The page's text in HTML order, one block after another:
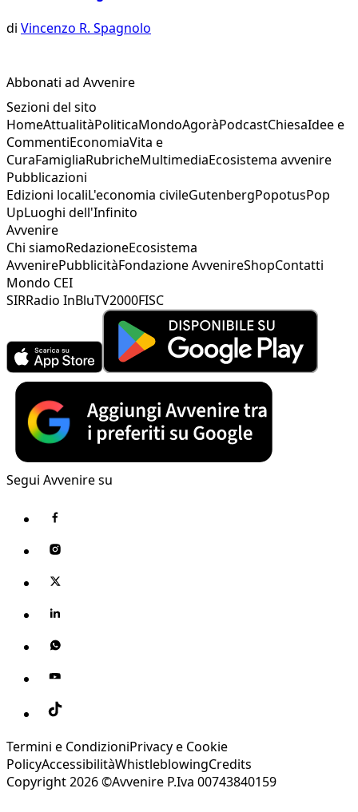
di Vincenzo R. Spagnolo
Abbonati ad Avvenire
Sezioni del sito
HomeAttualitàPoliticaMondoAgoràPodcastChiesaIdee e
CommentiEconomiaVita e
CuraFamigliaRubricheMultimediaEcosistema avvenire
Pubblicazioni
Edizioni localiL'economia civileGutenbergPopotusPop
UpLuoghi dell'Infinito
Avvenire
Chi siamoRedazioneEcosistema
AvvenirePubblicitàFondazione AvvenireShopContatti
Mondo CEI
SIRRadio InBluTV2000FISC
Segui Avvenire su
Termini e CondizioniPrivacy e Cookie
PolicyAccessibilitàWhistleblowingCredits
Copyright 2026 ©Avvenire P.Iva 00743840159